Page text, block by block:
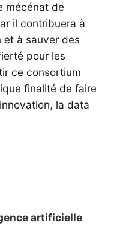
mécénat de
il contribuera à
et à sauver des
pour les
ce consortium
finalité de faire
la data
artificielle